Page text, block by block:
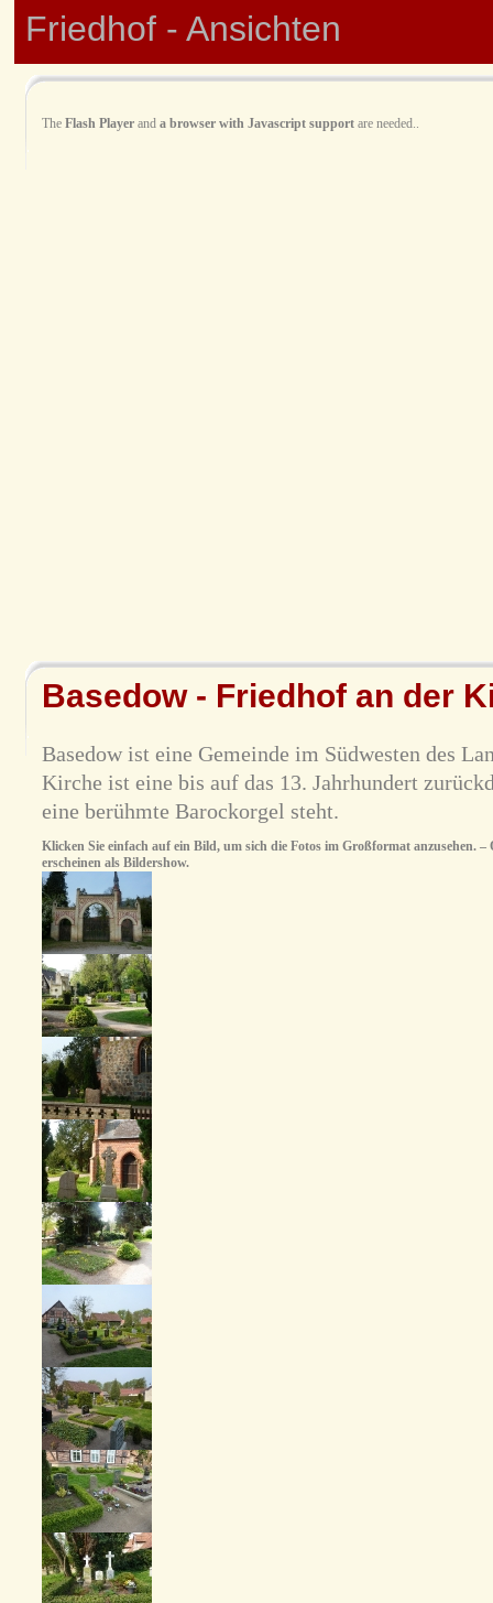
Friedhof - Ansichten
The Flash Playerand a browser with Javascript supportare needed..
Basedow - Friedhof an der
Basedow ist eine Gemeinde im Südwesten des
Kirche ist eine bis auf das 13. Jahrhundert
eine berühmte Barockorgel steht.
Klicken Sie einfach auf ein Bild, um sich die Fotos im Großformat anzusehen. –
erscheinen als Bildershow.